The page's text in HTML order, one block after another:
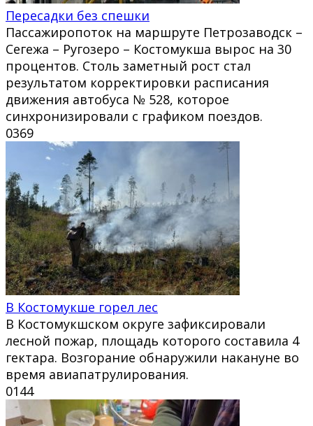
Пересадки без спешки
Пассажиропоток на маршруте Петрозаводск –
Сегежа – Ругозеро – Костомукша вырос на 30
процентов. Столь заметный рост стал
результатом корректировки расписания
движения автобуса № 528, которое
синхронизировали с графиком поездов.
0369
В Костомукше горел лес
В Костомукшском округе зафиксировали
лесной пожар, площадь которого составила 4
гектара. Возгорание обнаружили накануне во
время авиапатрулирования.
0144